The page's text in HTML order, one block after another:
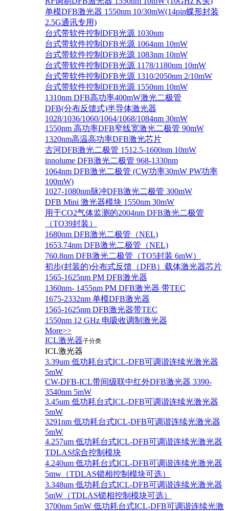
单模DFB激光器 1550nm 10/30mW(14pin蝶形封装
2.5G通讯专用)
台式带软件控制DFB光源 1030nm
台式带软件控制DFB光源 1064nm 10mW
台式带软件控制DFB光源 1083nm 10mW
台式带软件控制DFB光源 1178/1180nm 10mW
台式带软件控制DFB光源 1310/2050nm 2/10mW
台式带软件控制DFB光源 1550nm 10mW
1310nm DFB高功率400mW激光二极管
DFB(分布反馈式)半导体激光器
1028/1036/1060/1064/1068/1084nm 30mW
1550nm 高功率DFB窄线宽激光二极管 90mW
1320nm高温高功率DFB激光芯片
古河DFB激光二极管 1512.5-1600nm 10mW
innolume DFB激光二极管 968-1330nm
1064nm DFB激光二极管 (CW功率30mW PW功率
100mW)
1027-1080nm脉冲DFB激光二极管 300mW
DFB Mini 激光器模块 1550nm 30mW
用于CO2气体监测的2004nm DFB激光二极管
（TO39封装）
1680nm DFB激光二极管（NEL)
1653.74nm DFB激光二极管（NEL)
760.8nm DFB激光二极管（TO5封装 6mW）
初步(封装的)分布式反馈（DFB）载体激光器芯片
1565-1625nm PM DFB激光器
1360nm- 1455nm PM DFB激光器 带TEC
1675-2332nm 单模DFB激光器
1565-1625nm DFB激光器带TEC
1550nm 12 GHz 电吸收调制激光器
More>>
ICL激光器子分类
ICL激光器
3.39um 低功耗台式ICL-DFB可调谐连续光激光器
5mW
CW-DFB-ICL带间级联中红外DFB激光器 3390-
3540nm 5mW
3.45um 低功耗台式ICL-DFB可调谐连续光激光器
5mW
3291nm 低功耗台式ICL-DFB可调谐连续光激光器
5mW
4.257um 低功耗台式ICL-DFB可调谐连续光激光器
TDLAS综合控制模块
4.240um 低功耗台式ICL-DFB可调谐连续光激光器
5mw（TDLAS锁相控制模块可选）
3.348um 低功耗台式ICL-DFB可调谐连续光激光器
5mW（TDLAS锁相控制模块可选）
3700nm 5mW 低功耗台式ICL-DFB可调谐连续光激